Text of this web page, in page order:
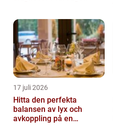
17 juli 2026
Hitta den perfekta
balansen av lyx och
avkoppling på en